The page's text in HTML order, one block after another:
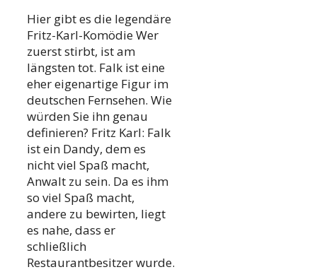
Hier gibt es die legendäre
Fritz-Karl-Komödie Wer
zuerst stirbt, ist am
längsten tot. Falk ist eine
eher eigenartige Figur im
deutschen Fernsehen. Wie
würden Sie ihn genau
definieren? Fritz Karl: Falk
ist ein Dandy, dem es
nicht viel Spaß macht,
Anwalt zu sein. Da es ihm
so viel Spaß macht,
andere zu bewirten, liegt
es nahe, dass er
schließlich
Restaurantbesitzer wurde.